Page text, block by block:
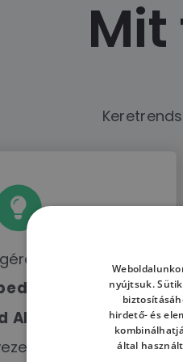
Mit
lesz egy
arról, hol tart
AI szempontból,
és mi az
nyújtsuk.
hirdető- és
által